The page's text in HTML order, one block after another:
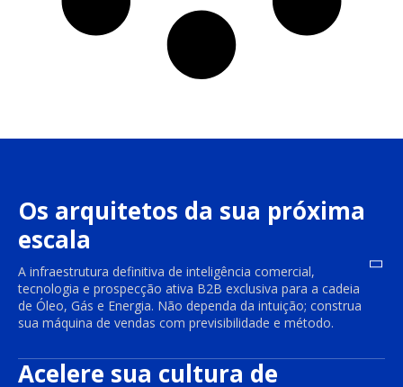
Os arquitetos da sua próxima
escala
A infraestrutura definitiva de inteligência comercial,
tecnologia e prospecção ativa B2B exclusiva para a cadeia
de Óleo, Gás e Energia. Não dependa da intuição; construa
sua máquina de vendas com previsibilidade e método.
Acelere sua cultura de